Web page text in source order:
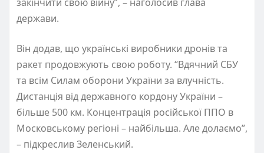
держави.
Він додав, що українські виробники дронів та
ракет продовжують свою роботу. “Вдячний СБУ
та всім Силам оборони України за влучність.
Дистанція від державного кордону України –
більше 500 км. Концентрація російської ППО в
Московському регіоні – найбільша. Але долаємо”,
– підкреслив Зеленський.